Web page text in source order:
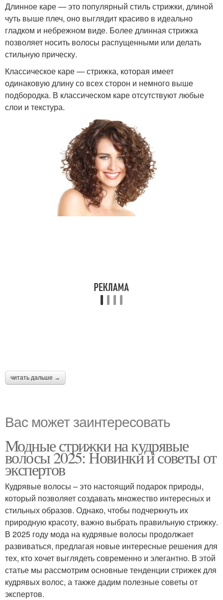
Длинное каре — это популярный стиль стрижки, длиной
чуть выше плеч, оно выглядит красиво в идеально
гладком и небрежном виде. Более длинная стрижка
позволяет носить волосы распущенными или делать
стильную прическу.
Классическое каре — стрижка, которая имеет
одинаковую длину со всех сторон и немного выше
подбородка. В классическом каре отсутствуют любые
слои и текстура.
читать дальше →
Вас может заинтересовать
Модные стрижки на кудрявые
волосы 2025: Новинки и советы от
экспертов
Кудрявые волосы – это настоящий подарок природы,
который позволяет создавать множество интересных и
стильных образов. Однако, чтобы подчеркнуть их
природную красоту, важно выбрать правильную стрижку.
В 2025 году мода на кудрявые волосы продолжает
развиваться, предлагая новые интересные решения для
тех, кто хочет выглядеть современно и элегантно. В этой
статье мы рассмотрим основные тенденции стрижек для
кудрявых волос, а также дадим полезные советы от
экспертов.